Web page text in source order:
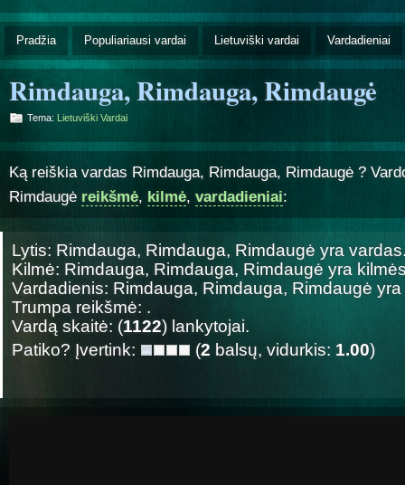
Pradžia Populiariausi vardai Lietuviški vardai Vardadieniai
Rimdauga, Rimdauga, Rimdaugė
Tema: Lietuviški Vardai
Ką reiškia vardas Rimdauga, Rimdauga, Rimdaugė ?
Rimdaugė reikšmė, kilmė, vardadieniai:
Lytis: Rimdauga, Rimdauga, Rimdaugė yra
Kilmė: Rimdauga, Rimdauga, Rimdaugė yra
Vardadienis: Rimdauga, Rimdauga, Rimdaugė
Trumpa reikšmė: .
Vardą skaitė: (1122) lankytojai.
Patiko? Įvertink:
(2 balsų, vidurkis: 1.00)